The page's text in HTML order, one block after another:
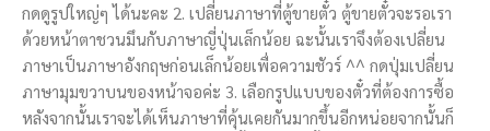
กดดูรูปใหญ่ๆ ได้นะคะ 2. เปลี่ยนภาษาที่ตู้ขายตั๋ว ตู้ขายตั๋วจะรอเรา
ด้วยหน้าตาชวนมึนกับภาษาญี่ปุ่นเล็กน้อย ฉะนั้นเราจึงต้องเปลี่ยน
ภาษาเป็นภาษาอังกฤษก่อนเล็กน้อยเพื่อความชัวร์ ^^ กดปุ่มเปลี่ยน
ภาษามุมขวาบนของหน้าจอค่ะ 3. เลือกรูปแบบของตั๋วที่ต้องการซื้อ
หลังจากนั้นเราจะได้เห็นภาษาที่คุ้นเคยกันมากขึ้นอีกหน่อยจากนั้นก็